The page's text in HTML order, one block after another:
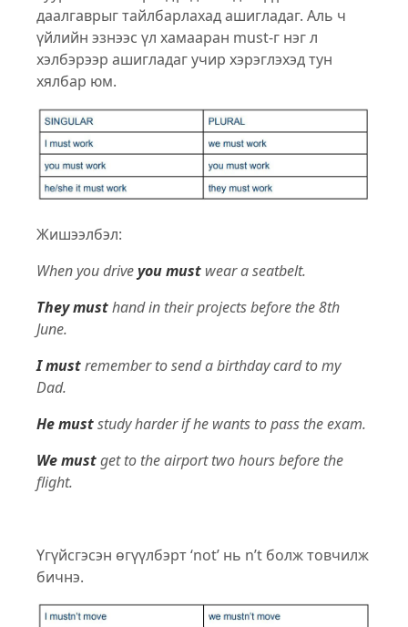
даалгаврыг тайлбарлахад ашигладаг. Аль ч
үйлийн эзнээс үл хамааран must-г нэг л
хэлбэрээр ашигладаг учир хэрэглэхэд тун
хялбар юм.
Жишээлбэл:
When you driveyou must wear a seatbelt.
They musthand in their projects before the 8th
June.
I mustremember to send a birthday card to my
Dad.
He muststudy harder if he wants to pass the exam.
We mustget to the airport two hours before the
flight.
Үгүйсгэсэн өгүүлбэрт ‘not’ нь n’t болж товчилж
бичнэ.